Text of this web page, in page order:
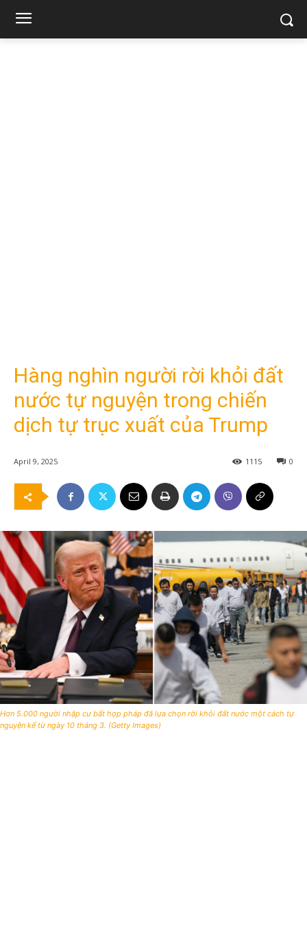
Hàng nghìn người rời khỏi đất
nước tự nguyện trong chiến
dịch tự trục xuất của Trump
April 9, 2025 0
1115
Hơn 5.000 người nhập cư bất hợp pháp đã lựa chọn rời khỏi đất nước một cách tự
nguyện kể từ ngày 10 tháng 3. (Getty Images)